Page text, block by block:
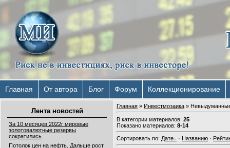
Главная От автора Блог Форум Коллекционирование
Лента новостей
За 10 месяцев 2022г мировые
золотовалютные резервы
сократились
Потолок цен на нефть. Дальше рост
Главная » Инвестмозаика »
В категории материалов: 25
Показано материалов: 8-14
Сортировать по: Дате · Названию ·